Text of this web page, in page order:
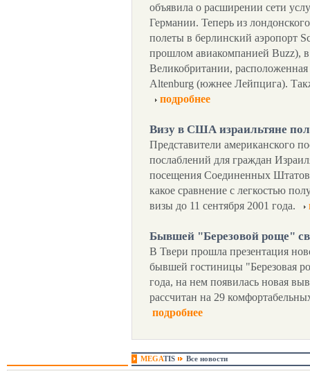
объявила о расширении сети
Германии. Теперь из
полеты в берлинский аэропорт
прошлом авиакомпанией Buzz),
Великобритании,
Altenburg (южнее Лейпцига).
подробнее
Визу в США израильтяне
Представители американского
послаблений для граждан
посещения Соединенных
какое сравнение с легкостью
визы до 11 сентября 2001 года.
Бывшей "Березовой роще"
В Твери прошла презентация
бывшей гостиницы "Березовая
года, на нем появилась новая
рассчитан на 29
подробнее
MEGATIS Все новости